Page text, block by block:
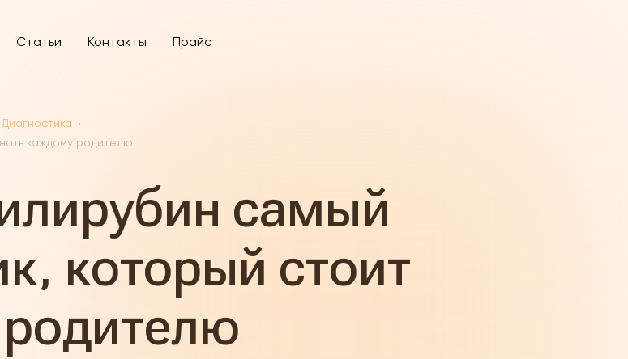
Статьи Контакты Прайс
Диагностика
каждому родителю
самый
который стоит